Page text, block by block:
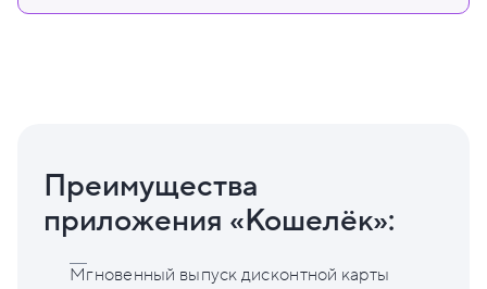
Преимущества
приложения «Кошелёк»:
Мгновенный выпуск дисконтной карты